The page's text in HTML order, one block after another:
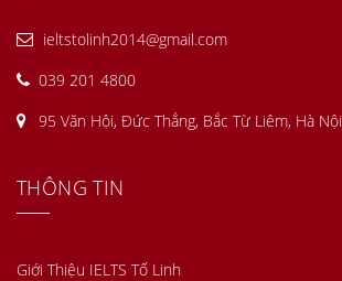
ieltstolinh2014@gmail.com
039 201 4800
95 Văn Hội, Đức Thắng, Bắc Từ Liêm, Hà Nội
THÔNG TIN
Giới Thiệu IELTS Tố Linh